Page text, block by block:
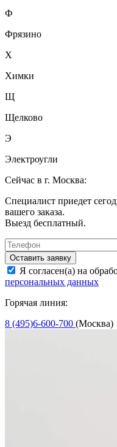
Ф
Фрязино
Х
Химки
Щ
Щелково
Э
Электроугли
Сейчас в г. Москва:
Специалист приедет
вашего заказа.
Выезд бесплатный.
Оставить заявку
Я согласен(а) на
персональных данных
Горячая линия:
8 (495)6-600-700 (Москва)